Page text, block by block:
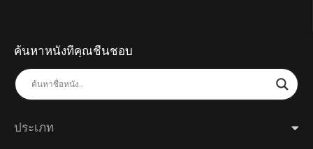
ค้นหาหนังที่คุณชื่นชอบ
ประเภท